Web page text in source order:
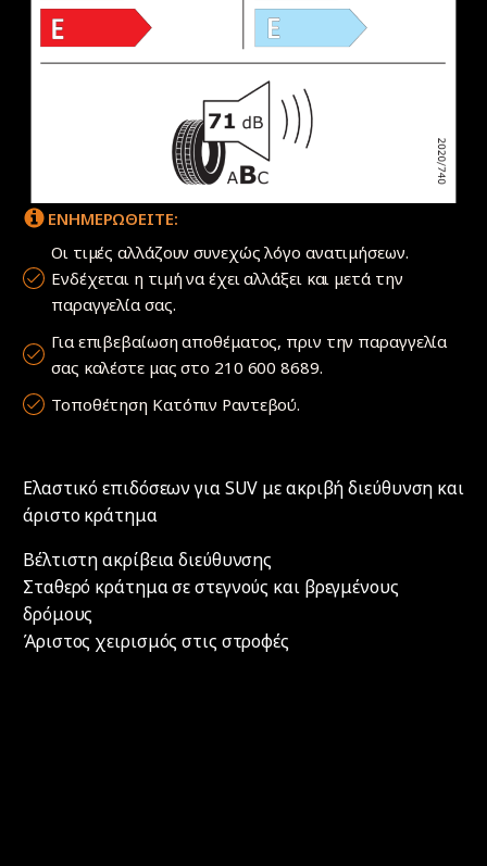
ΕΝΗΜΕΡΩΘΕΙΤΕ:
Οι τιμές αλλάζουν συνεχώς λόγο ανατιμήσεων.
Ενδέχεται η τιμή να έχει αλλάξει και μετά την
παραγγελία σας.
Για επιβεβαίωση αποθέματος, πριν την παραγγελία
σας καλέστε μας στο 210 600 8689.
Τοποθέτηση Κατόπιν Ραντεβού.
Ελαστικό επιδόσεων για SUV με ακριβή διεύθυνση και
άριστο κράτημα
Βέλτιστη ακρίβεια διεύθυνσης
Σταθερό κράτημα σε στεγνούς και βρεγμένους
δρόμους
Άριστος χειρισμός στις στροφές